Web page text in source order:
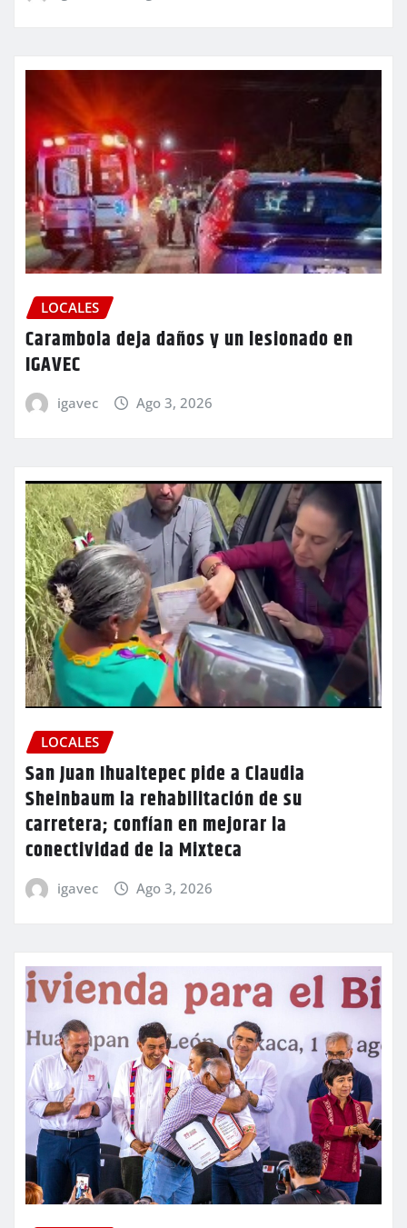
LOCALES
Carambola deja daños y un lesionado en
IGAVEC
igavec Ago 3, 2026
LOCALES
San Juan Ihualtepec pide a Claudia
Sheinbaum la rehabilitación de su
carretera; confían en mejorar la
conectividad de la Mixteca
igavec Ago 3, 2026